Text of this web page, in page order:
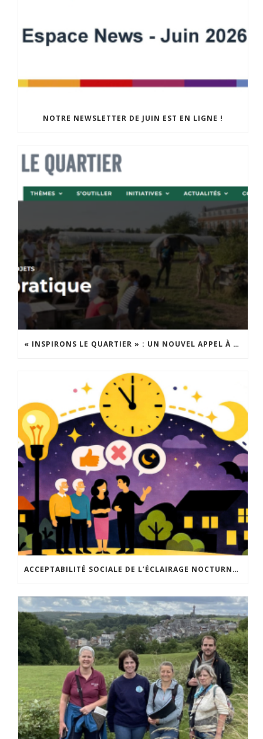
NOTRE NEWSLETTER DE JUIN EST EN LIGNE !
« INSPIRONS LE QUARTIER » : UN NOUVEL APPEL À PROJETS EST LANCÉ !
ACCEPTABILITÉ SOCIALE DE L’ÉCLAIRAGE NOCTURNE : LE REPLAY EST DISPONIBLE